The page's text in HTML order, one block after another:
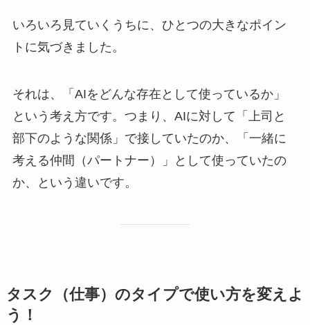
いろいろ見ていくうちに、ひとつの大きなポイン
トに気づきました。
それは、「AIをどんな存在として使っているか」
という考え方です。つまり、AIに対して「上司と
部下のような関係」で接していたのか、「一緒に
考える仲間（パートナー）」として使っていたの
か、という違いです。
タスク（仕事）のタイプで使い方を変えよ
う！